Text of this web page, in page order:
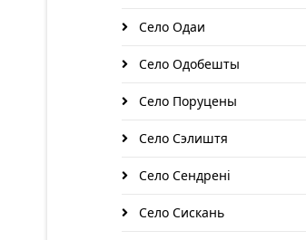
Село Одаи
Село Одобешты
Село Поруцены
Село Сэлиштя
Село Сендренi
Село Сискань